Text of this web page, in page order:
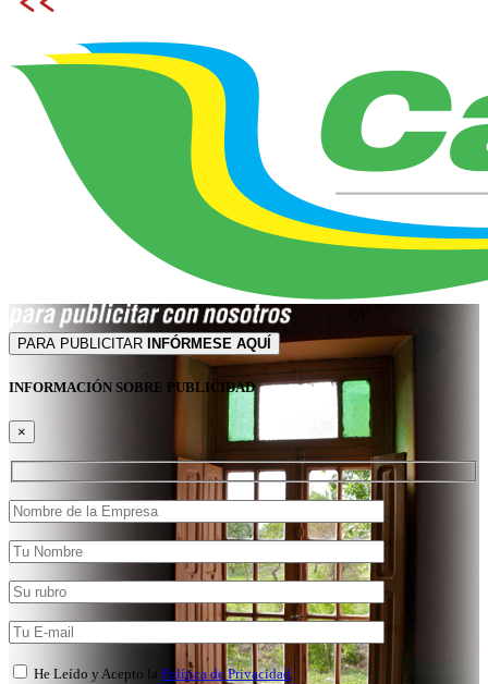
PARA PUBLICITAR INFÓRMESE AQUÍ
INFORMACIÓN SOBRE PUBLICIDAD
×
He Leído y Acepto la Política de Privacidad